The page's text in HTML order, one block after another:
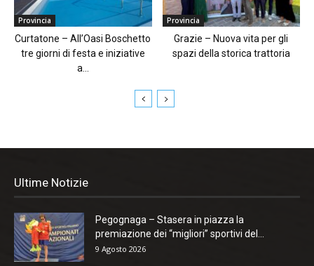
Provincia
Curtatone – All’Oasi Boschetto
tre giorni di festa e iniziative
a...
Provincia
Grazie – Nuova vita per gli
spazi della storica trattoria
Ultime Notizie
Pegognaga – Stasera in piazza la
premiazione dei “migliori” sportivi del...
9 Agosto 2026